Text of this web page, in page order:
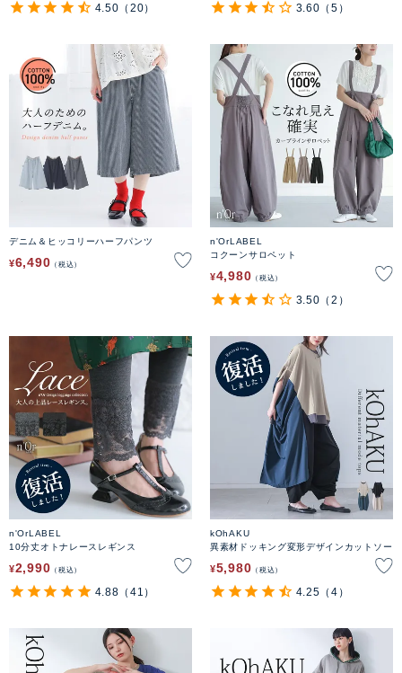
4.50 （20） 3.60 （5）
デニム＆ヒッコリーハーフパンツ
¥6,490 税込
n'OrLABEL
コクーンサロペット
¥4,980 税込
3.50 （2）
n'OrLABEL
10分丈オトナレースレギンス
¥2,990 税込
4.88 （41）
kOhAKU
異素材ドッキング変形デザインカットソー
¥5,980 税込
4.25 （4）